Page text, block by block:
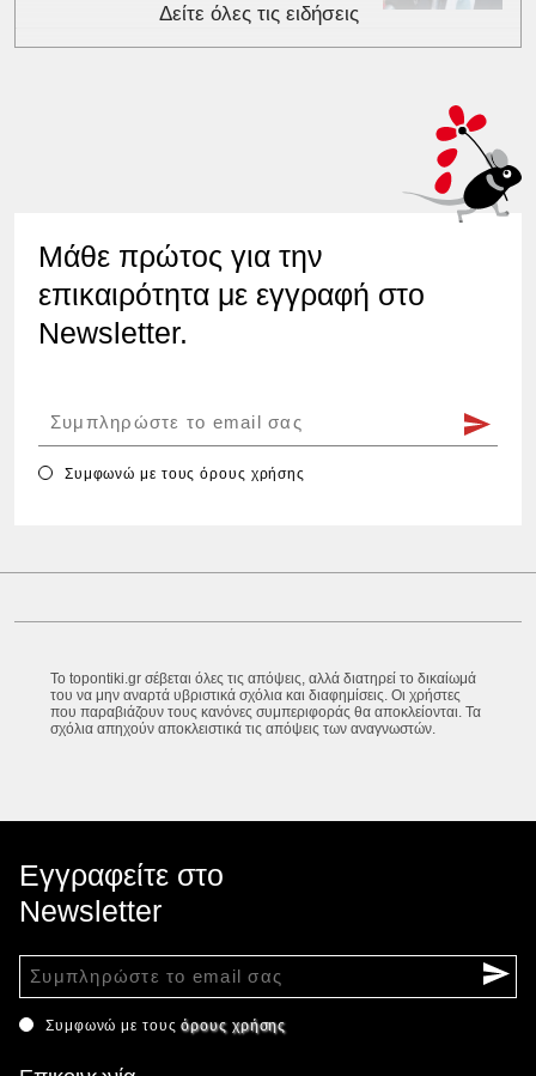
Δείτε όλες τις ειδήσεις
Μάθε πρώτος για την
επικαιρότητα με εγγραφή στο
Newsletter.
Συμφωνώ με τουςόρους χρήσης
Το topontiki.gr σέβεται όλες τις απόψεις, αλλά διατηρεί το δικαίωμά
του να μην αναρτά υβριστικά σχόλια και διαφημίσεις. Οι χρήστες
που παραβιάζουν τους κανόνες συμπεριφοράς θα αποκλείονται. Τα
σχόλια απηχούν αποκλειστικά τις απόψεις των αναγνωστών.
Εγγραφείτε στο
Newsletter
Συμφωνώ με τουςόρους χρήσης